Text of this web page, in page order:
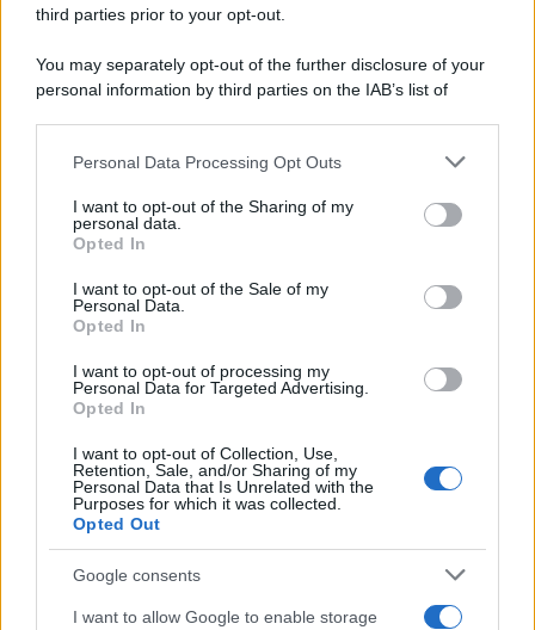
third parties prior to your opt-out.
You may separately opt-out of the further disclosure of your
personal information by third parties on the IAB’s list of
This information may also be disclosed by us to third parties
disclose it to other third parties.
Please note that this website/app uses one or more Google
services and may gather and store information including but
not limited to your visit or usage behaviour. You may click to
grant or deny consent to Google and its third-party tags to
consent section.
Personal Data Processing Opt Outs
I want to opt-out of the Sharing of my
personal data.
Opted In
I want to opt-out of the Sale of my
Personal Data.
Opted In
I want to opt-out of processing my
Personal Data for Targeted Advertising.
Opted In
I want to opt-out of Collection, Use,
Retention, Sale, and/or Sharing of my
Personal Data that Is Unrelated with the
Purposes for which it was collected.
Opted Out
Google consents
I want to allow Google to enable storage